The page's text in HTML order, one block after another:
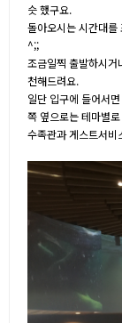
슷 했구요.
돌아오시는 시간대
^;;
조금일찍 출발하시거
천해드려요.
일단 입구에 들어서
쪽 옆으로는 테마별
수족관과 게스트서비